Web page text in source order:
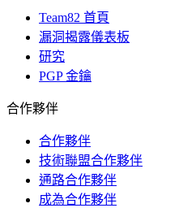
Team82 首頁
漏洞揭露儀表板
研究
PGP 金鑰
合作夥伴
合作夥伴
技術聯盟合作夥伴
通路合作夥伴
成為合作夥伴